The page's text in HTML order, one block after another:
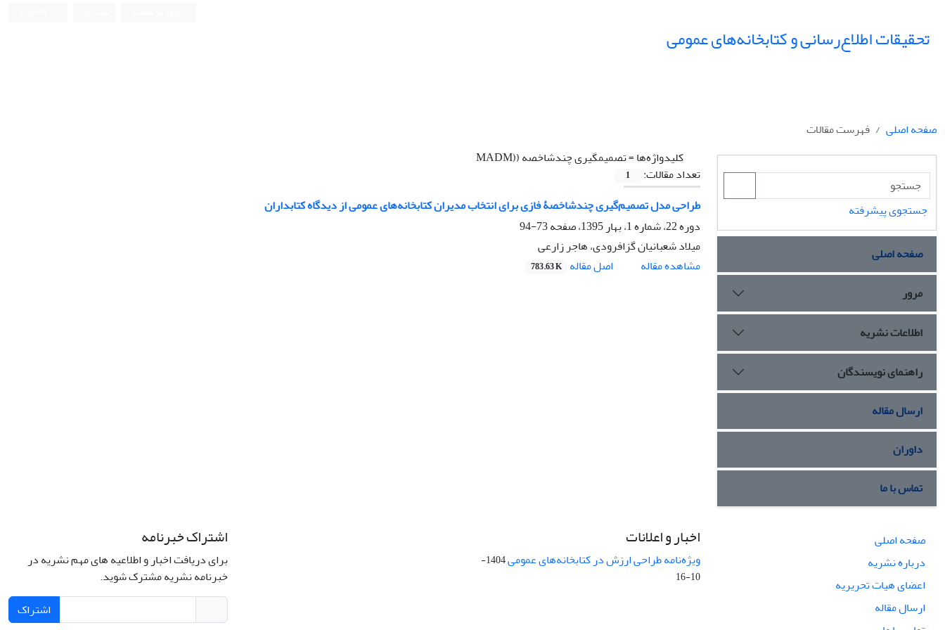
تحقیقات اطلاع‌رسانی و کتابخانه‌های عمومی
صفحه اصلی
فهرست مقالات
کلیدواژه‌ها =تصمیم­گیری چندشاخصه ((MADM
تعداد مقالات:
1
طراحی مدل تصمیم‌گیری چندشاخصۀ فازی برای انتخاب مدیران کتابخانه‌های عمومی از دیدگاه کتابداران
دوره 22، شماره 1، بهار 1395، صفحه
73-94
میلاد شعبانیان گزافرودی، هاجر زارعی
مشاهده مقاله
اصل مقاله 783.63 K
جستجوی پیشرفته
صفحه اصلی
مرور
اطلاعات نشریه
راهنمای نویسندگان
ارسال مقاله
داوران
تماس با ما
صفحه اصلی
درباره نشریه
اعضای هیات تحریریه
ارسال مقاله
اخبار و اعلانات
ویژه‌نامه طراحی ارزش در کتابخانه‌های عمومی
1404-
10-16
اشتراک خبرنامه
برای دریافت اخبار و اطلاعیه های مهم نشریه در
خبرنامه نشریه مشترک شوید.
اشتراک